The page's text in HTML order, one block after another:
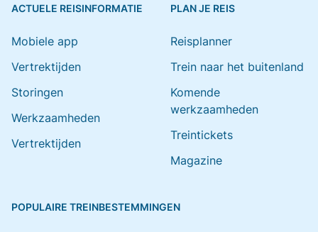
ACTUELE REISINFORMATIE
Mobiele app
Vertrektijden
Storingen
Werkzaamheden
Vertrektijden
PLAN JE REIS
Reisplanner
Trein naar het buitenland
Komende
werkzaamheden
Treintickets
Magazine
POPULAIRE TREINBESTEMMINGEN